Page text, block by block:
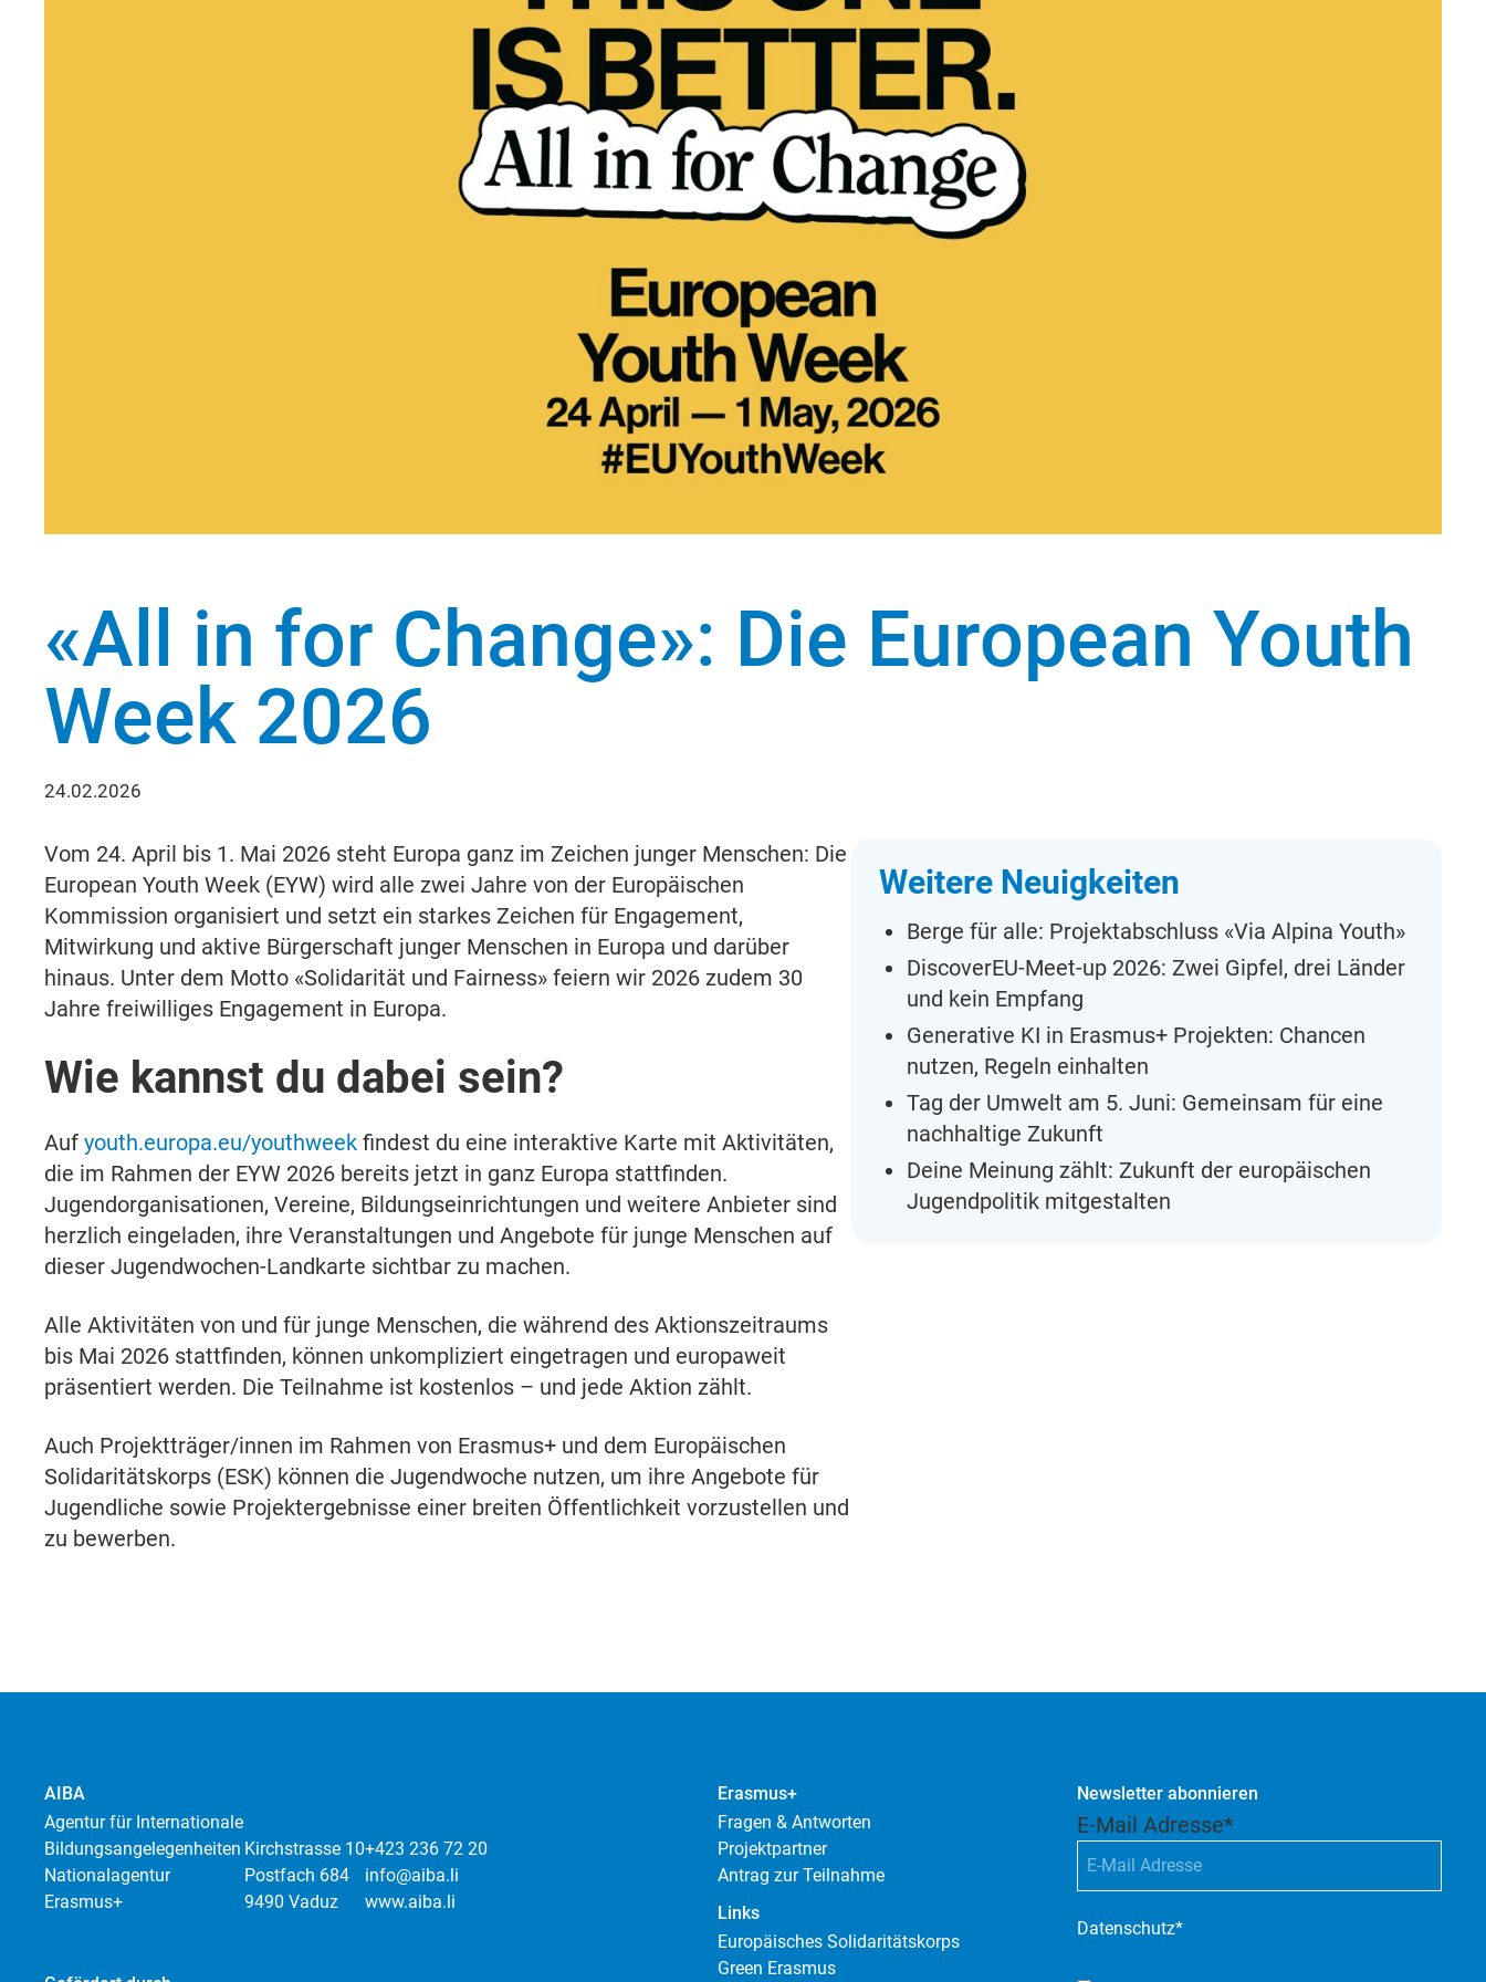
«All in for Change»: Die European Youth
Week 2026
24.02.2026
Vom 24. April bis 1. Mai 2026 steht Europa ganz im Zeichen junger Menschen: Die
European Youth Week (EYW) wird alle zwei Jahre von der Europäischen
Kommission organisiert und setzt ein starkes Zeichen für Engagement,
Mitwirkung und aktive Bürgerschaft junger Menschen in Europa und darüber
hinaus. Unter dem Motto «Solidarität und Fairness» feiern wir 2026 zudem 30
Jahre freiwilliges Engagement in Europa.
Wie kannst du dabei sein?
Auf youth.europa.eu/youthweek findest du eine interaktive Karte mit Aktivitäten,
die im Rahmen der EYW 2026 bereits jetzt in ganz Europa stattfinden.
Jugendorganisationen, Vereine, Bildungseinrichtungen und weitere Anbieter sind
herzlich eingeladen, ihre Veranstaltungen und Angebote für junge Menschen auf
dieser Jugendwochen-Landkarte sichtbar zu machen.
Alle Aktivitäten von und für junge Menschen, die während des Aktionszeitraums
bis Mai 2026 stattfinden, können unkompliziert eingetragen und europaweit
präsentiert werden. Die Teilnahme ist kostenlos – und jede Aktion zählt.
Auch Projektträger/innen im Rahmen von Erasmus+ und dem Europäischen
Solidaritätskorps (ESK) können die Jugendwoche nutzen, um ihre Angebote für
Jugendliche sowie Projektergebnisse einer breiten Öffentlichkeit vorzustellen und
zu bewerben.
Weitere Neuigkeiten
Berge für alle: Projektabschluss «Via Alpina Youth»
DiscoverEU-Meet-up 2026: Zwei Gipfel, drei Länder
und kein Empfang
Generative KI in Erasmus+ Projekten: Chancen
nutzen, Regeln einhalten
Tag der Umwelt am 5. Juni: Gemeinsam für eine
nachhaltige Zukunft
Deine Meinung zählt: Zukunft der europäischen
Jugendpolitik mitgestalten
AIBA
Agentur für Internationale
Bildungsangelegenheiten
Nationalagentur
Erasmus+
Kirchstrasse 10
Postfach 684
9490 Vaduz
+423 236 72 20
info@aiba.li
www.aiba.li
Erasmus+
Fragen & Antworten
Projektpartner
Antrag zur Teilnahme
Links
Europäisches Solidaritätskorps
Green Erasmus
Newsletter abonnieren
E-Mail Adresse*
Datenschutz*